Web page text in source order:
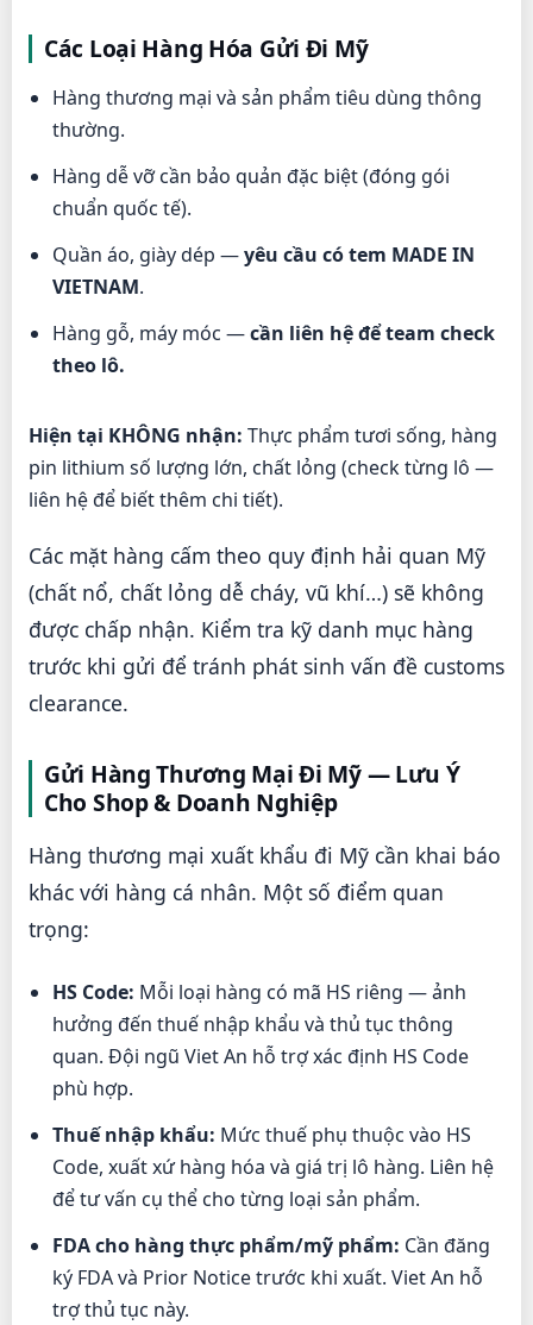
Các Loại Hàng Hóa Gửi Đi Mỹ
Hàng thương mại và sản phẩm tiêu dùng thông
thường.
Hàng dễ vỡ cần bảo quản đặc biệt (đóng gói
chuẩn quốc tế).
Quần áo, giày dép —yêu cầu có tem MADE IN
VIETNAM.
Hàng gỗ, máy móc —cần liên hệ để team check
theo lô.
Hiện tại KHÔNG nhận: Thực phẩm tươi sống, hàng
pin lithium số lượng lớn, chất lỏng (check từng lô —
liên hệ để biết thêm chi tiết).
Các mặt hàng cấm theo quy định hải quan Mỹ
(chất nổ, chất lỏng dễ cháy, vũ khí…) sẽ không
được chấp nhận. Kiểm tra kỹ danh mục hàng
trước khi gửi để tránh phát sinh vấn đề customs
clearance.
Gửi Hàng Thương Mại Đi Mỹ — Lưu Ý
Cho Shop & Doanh Nghiệp
Hàng thương mại xuất khẩu đi Mỹ cần khai báo
khác với hàng cá nhân. Một số điểm quan
trọng:
HS Code: Mỗi loại hàng có mã HS riêng — ảnh
hưởng đến thuế nhập khẩu và thủ tục thông
quan. Đội ngũ Viet An hỗ trợ xác định HS Code
phù hợp.
Thuế nhập khẩu: Mức thuế phụ thuộc vào HS
Code, xuất xứ hàng hóa và giá trị lô hàng. Liên hệ
để tư vấn cụ thể cho từng loại sản phẩm.
FDA cho hàng thực phẩm/mỹ phẩm: Cần đăng
ký FDA và Prior Notice trước khi xuất. Viet An hỗ
trợ thủ tục này.